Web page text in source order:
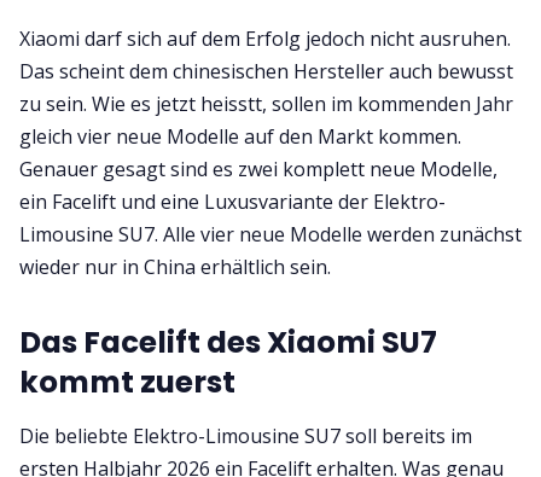
Xiaomi darf sich auf dem Erfolg jedoch nicht ausruhen.
Das scheint dem chinesischen Hersteller auch bewusst
zu sein. Wie es jetzt heisstt, sollen im kommenden Jahr
gleich vier neue Modelle auf den Markt kommen.
Genauer gesagt sind es zwei komplett neue Modelle,
ein Facelift und eine Luxusvariante der Elektro-
Limousine SU7. Alle vier neue Modelle werden zunächst
wieder nur in China erhältlich sein.
Das Facelift des Xiaomi SU7
kommt zuerst
Die beliebte Elektro-Limousine SU7 soll bereits im
ersten Halbjahr 2026 ein Facelift erhalten. Was genau